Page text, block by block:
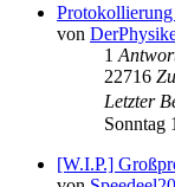
von
1
22716
Letzter
Sonntag
[W.I.P.]